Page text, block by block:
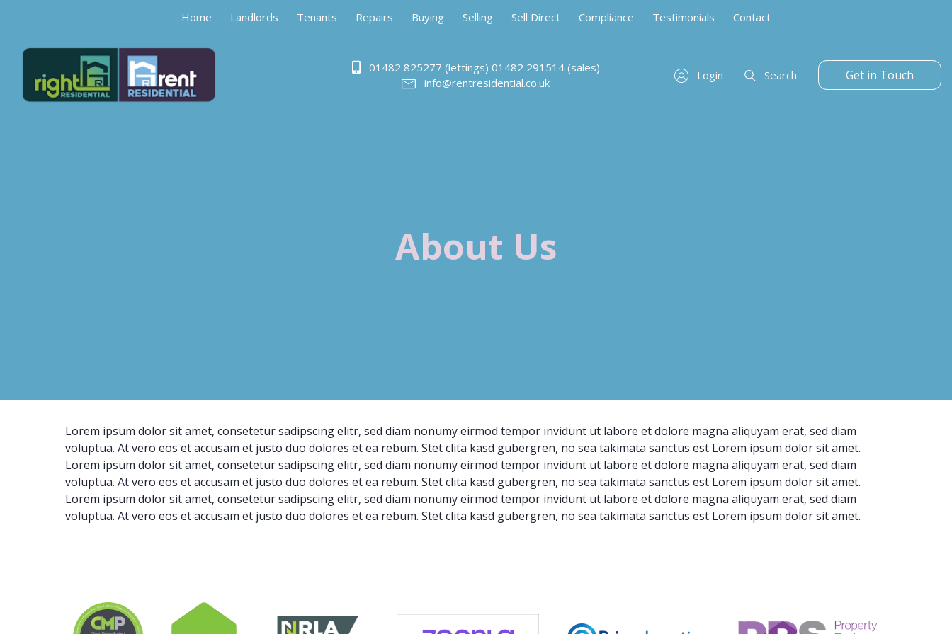
Home Landlords Tenants Repairs Buying Selling Sell Direct Compliance Testimonials Contact
01482 825277 (lettings) 01482 291514 (sales)
info@rentresidential.co.uk
Login Search Get in Touch
About Us
Lorem ipsum dolor sit amet, consetetur sadipscing elitr, sed diam nonumy eirmod tempor invidunt ut labore et dolore magna aliquyam erat, sed diam
voluptua. At vero eos et accusam et justo duo dolores et ea rebum. Stet clita kasd gubergren, no sea takimata sanctus est Lorem ipsum dolor sit amet.
Lorem ipsum dolor sit amet, consetetur sadipscing elitr, sed diam nonumy eirmod tempor invidunt ut labore et dolore magna aliquyam erat, sed diam
voluptua. At vero eos et accusam et justo duo dolores et ea rebum. Stet clita kasd gubergren, no sea takimata sanctus est Lorem ipsum dolor sit amet.
Lorem ipsum dolor sit amet, consetetur sadipscing elitr, sed diam nonumy eirmod tempor invidunt ut labore et dolore magna aliquyam erat, sed diam
voluptua. At vero eos et accusam et justo duo dolores et ea rebum. Stet clita kasd gubergren, no sea takimata sanctus est Lorem ipsum dolor sit amet.